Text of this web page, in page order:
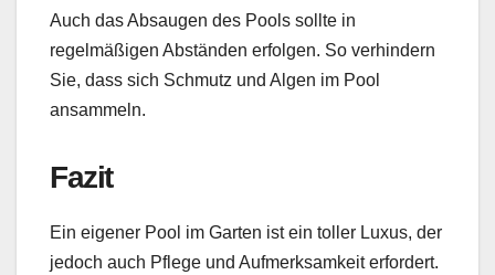
Auch das Absaugen des Pools sollte in
regelmäßigen Abständen erfolgen. So verhindern
Sie, dass sich Schmutz und Algen im Pool
ansammeln.
Fazit
Ein eigener Pool im Garten ist ein toller Luxus, der
jedoch auch Pflege und Aufmerksamkeit erfordert.